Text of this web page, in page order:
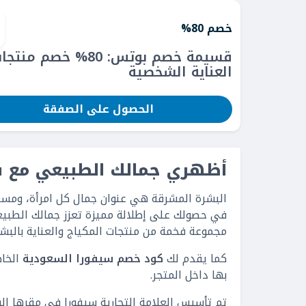
خصم 80%
قسيمة خصم بوتس: 80% خصم
العناية الشخصية
الحصول على الصفقة
أظهري جمالك الطبيعي مع
البشرة المشرقة هي عنوان جمال كل امرأة،
في حصولك على إطلالة مميزة تعزز جمالك
مجموعة فخمة من منتجات المكياج والعناية
كما يقدم لككود خصم سيفورا السعودية
بها داخل المتجر.